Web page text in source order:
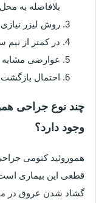
بلافاصله به
روش لیزر نیازی
در کمتر از
عوارضی مشابه
احتمال
چند نوع جراحی
وجود دارد؟
هموروئید کتومی
قطعی این بیماری
گشاد شدن عروق در